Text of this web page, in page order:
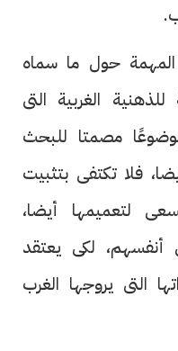
حول ما سماه
الغربية التى
مصمتا للبحث
فلا تكتفى بتثبيت
لتعميمها أيضا،
أنفسهم، لكى يعتقد
التى يروجها الغرب